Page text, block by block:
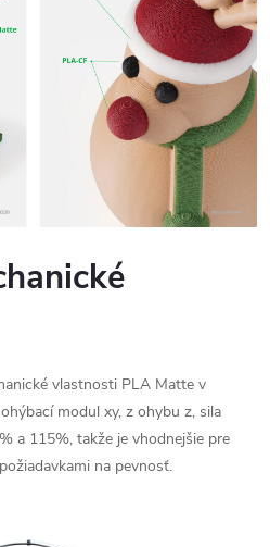
vlastnosti PLA Matte v
modul xy, z ohybu z, sila
a 115%, takže je vhodnejšie pre
na pevnosť.